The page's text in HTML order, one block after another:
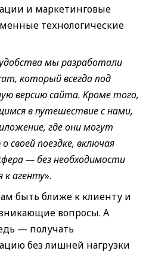
и маркетинговые
технологические
мы разработали
который всегда под
версию сайта. Кроме того,
в путешествие с нами,
где они могут
поездке, включая
— без необходимости
к агенту».
быть ближе к клиенту и
вопросы. А
— получать
без лишней нагрузки